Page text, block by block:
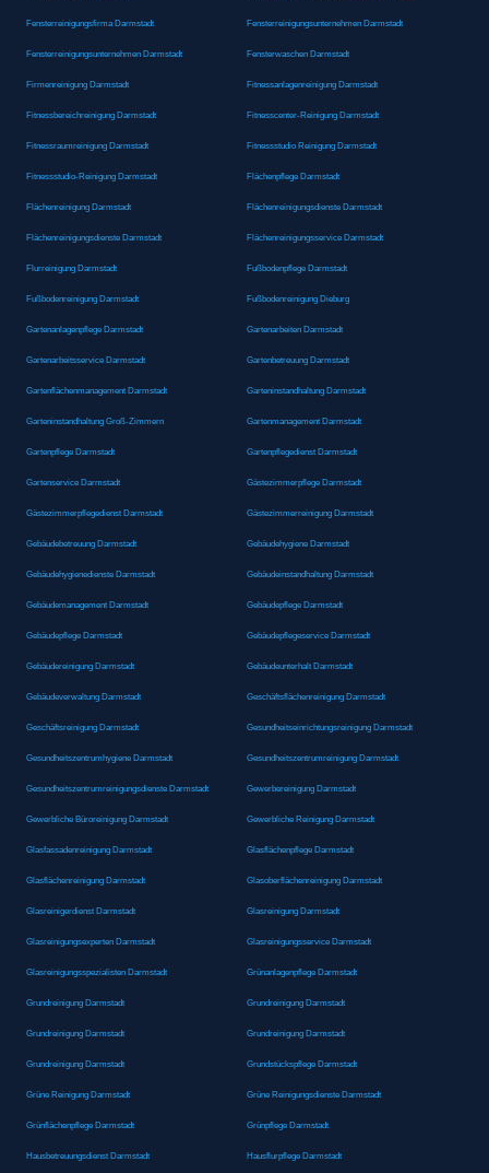
Fensterreinigungsfirma Darmstadt Fensterreinigungsunternehmen Darmstadt
Fensterreinigungsunternehmen Darmstadt Fensterwaschen Darmstadt
Firmenreinigung Darmstadt Fitnessanlagenreinigung Darmstadt
Fitnessbereichreinigung Darmstadt Fitnesscenter-Reinigung Darmstadt
Fitnessraumreinigung Darmstadt Fitnessstudio Reinigung Darmstadt
Fitnessstudio-Reinigung Darmstadt Flächenpflege Darmstadt
Flächenreinigung Darmstadt Flächenreinigungsdienste Darmstadt
Flächenreinigungsdienste Darmstadt Flächenreinigungsservice Darmstadt
Flurreinigung Darmstadt Fußbodenpflege Darmstadt
Fußbodenreinigung Darmstadt Fußbodenreinigung Dieburg
Gartenanlagenpflege Darmstadt Gartenarbeiten Darmstadt
Gartenarbeitsservice Darmstadt Gartenbetreuung Darmstadt
Gartenflächenmanagement Darmstadt Garteninstandhaltung Darmstadt
Garteninstandhaltung Groß-Zimmern Gartenmanagement Darmstadt
Gartenpflege Darmstadt Gartenpflegedienst Darmstadt
Gartenservice Darmstadt Gästezimmerpflege Darmstadt
Gästezimmerpflegedienst Darmstadt Gästezimmerreinigung Darmstadt
Gebäudebetreuung Darmstadt Gebäudehygiene Darmstadt
Gebäudehygienedienste Darmstadt Gebäudeinstandhaltung Darmstadt
Gebäudemanagement Darmstadt Gebäudepflege Darmstadt
Gebäudepflege Darmstadt Gebäudepflegeservice Darmstadt
Gebäudereinigung Darmstadt Gebäudeunterhalt Darmstadt
Gebäudeverwaltung Darmstadt Geschäftsflächenreinigung Darmstadt
Geschäftsreinigung Darmstadt Gesundheitseinrichtungsreinigung Darmstadt
Gesundheitszentrumhygiene Darmstadt Gesundheitszentrumreinigung Darmstadt
Gesundheitszentrumreinigungsdienste Darmstadt Gewerbereinigung Darmstadt
Gewerbliche Büroreinigung Darmstadt Gewerbliche Reinigung Darmstadt
Glasfassadenreinigung Darmstadt Glasflächenpflege Darmstadt
Glasflächenreinigung Darmstadt Glasoberflächenreinigung Darmstadt
Glasreinigerdienst Darmstadt Glasreinigung Darmstadt
Glasreinigungsexperten Darmstadt Glasreinigungsservice Darmstadt
Glasreinigungsspezialisten Darmstadt Grünanlagenpflege Darmstadt
Grundreinigung Darmstadt Grundreinigung Darmstadt
Grundreinigung Darmstadt Grundreinigung Darmstadt
Grundreinigung Darmstadt Grundstückspflege Darmstadt
Grüne Reinigung Darmstadt Grüne Reinigungsdienste Darmstadt
Grünflächenpflege Darmstadt Grünpflege Darmstadt
Hausbetreuungsdienst Darmstadt Hausflurpflege Darmstadt